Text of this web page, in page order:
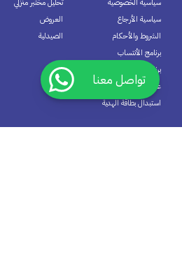
سياسية الخصوصية
سياسية الأرجاع
الشروط والأحكام
برنامج الأنتساب
برنامج المكافآت
عضوية ديمة
استبدال بطاقة الهدية
تحليل مختبر منزلي
العروض
الصيدلية
تواصل معنا